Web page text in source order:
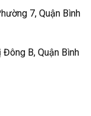
7, Quận Bình
B, Quận Bình